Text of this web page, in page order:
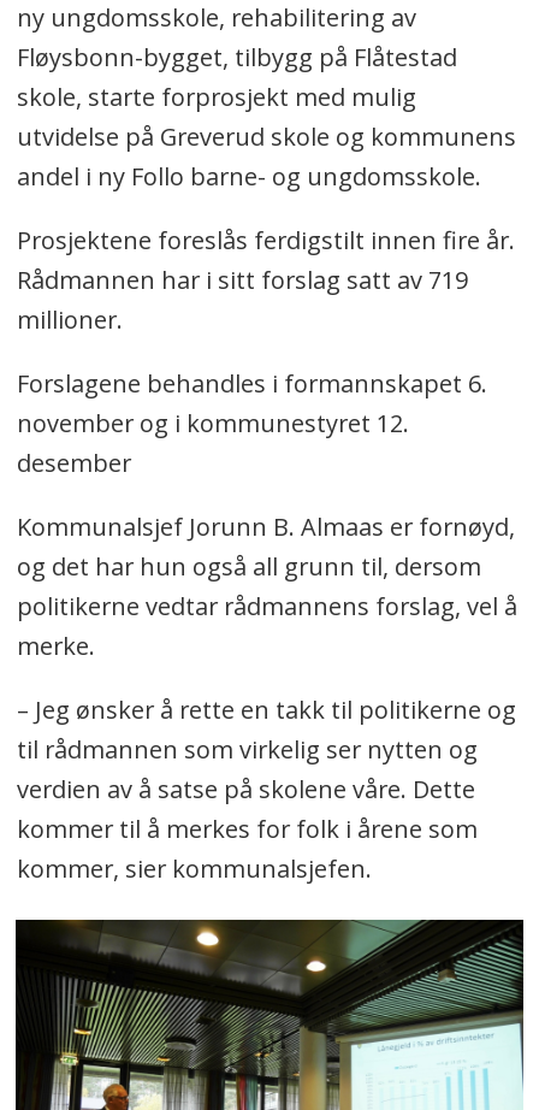
ny ungdomsskole, rehabilitering av
Fløysbonn-bygget, tilbygg på Flåtestad
skole, starte forprosjekt med mulig
utvidelse på Greverud skole og kommunens
andel i ny Follo barne- og ungdomsskole.
Prosjektene foreslås ferdigstilt innen fire år.
Rådmannen har i sitt forslag satt av 719
millioner.
Forslagene behandles i formannskapet 6.
november og i kommunestyret 12.
desember
Kommunalsjef Jorunn B. Almaas er fornøyd,
og det har hun også all grunn til, dersom
politikerne vedtar rådmannens forslag, vel å
merke.
– Jeg ønsker å rette en takk til politikerne og
til rådmannen som virkelig ser nytten og
verdien av å satse på skolene våre. Dette
kommer til å merkes for folk i årene som
kommer, sier kommunalsjefen.